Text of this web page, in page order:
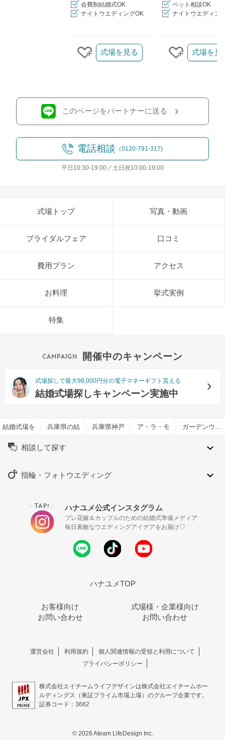
会費制結婚式OK
ナイトウエディングOK
ペット相談OK
ナイトウエディン
クリップする
式場を見る
クリップす
式場を見
このページをパートナーに送る
電話相談 （0120-791-317)
平日10:30-19:00／土日祝10:00-19:00
式場トップ 写真・動画
ブライダルフェア 口コミ
費用プラン アクセス
お料理 挙式実例
特集
開催中のキャンペーン
式場探しで最大98,000円分の電子マネーギフト貰える
結婚式場探しキャンペーン実施中
結婚式場を探すならハナユメ
兵庫県の結婚式場一覧兵庫県神戸市の結婚式場一覧ア・ラ・モードパレ＆ザ・リ
相談して探す
指輪・フォトウエディング
＼ TAP! ／ ハナユメ公式インスタグラム
プレ花嫁＆カップルのための結婚式準備メディア
毎日素敵なウエディングアイデアをお届け♡
ハナユメTOP
お客様向け
お問い合わせ
式場様・企業様向け
お問い合わせ
運営会社 利用規約
個人関連情報の受領と利用について
プライバシーポリシー
株式会社エイチームライフデザインは株式会社エイチームホー
ルディングス（東証プライム市場上場）のグループ企業です。
証券コード：3662
© 2026 Ateam LifeDesign Inc.